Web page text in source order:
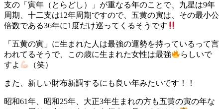
支の「寅年（とらどし）」が重なる年のことで、九星は9年
周期、十二支は12年周期ですので、五黄の寅は、その最小公
倍数である36年に1度だけ巡ってくるそうです
「五黄の寅」に生まれた人は最強の運勢を持っているって言
われてるそうで、この歳に生まれた女性は最強
らしいで
すよ
（笑）
また、新しい財布新調するにも良い年みたいです！！
昭和61年、昭和25年、大正3年生まれの方も五黄の寅の年な